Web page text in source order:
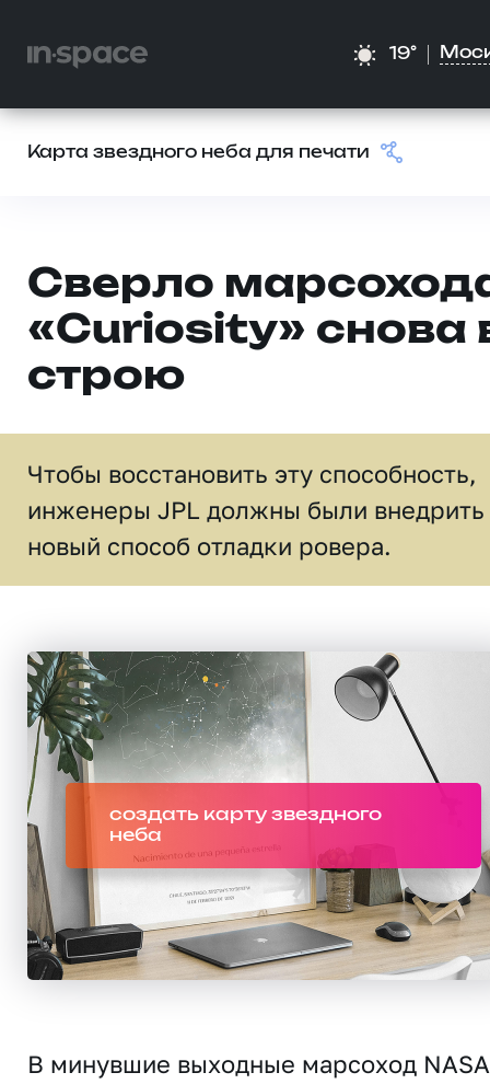
19°
Карта звездного неба для печати
Сверло
«Curiosity» снова
строю
Чтобы восстановить эту способность,
инженеры JPL должны были внедрить
новый способ отладки ровера.
создать карту звездного
неба
В минувшие выходные марсоход NASA